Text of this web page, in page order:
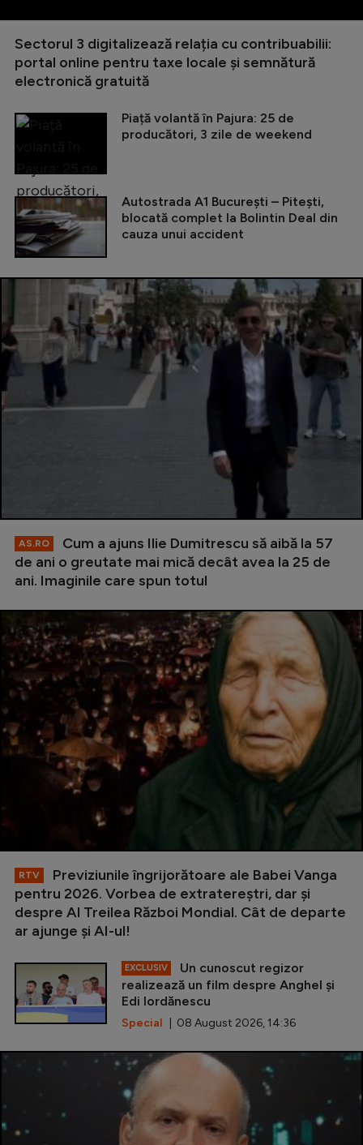
Sectorul 3 digitalizează relația cu contribuabilii:
portal online pentru taxe locale și semnătură
electronică gratuită
Piață volantă în Pajura: 25 de
producători, 3 zile de weekend
Autostrada A1 București – Pitești,
blocată complet la Bolintin Deal din
cauza unui accident
AS.RO
Cum a ajuns Ilie Dumitrescu să aibă la 57
de ani o greutate mai mică decât avea la 25 de
ani. Imaginile care spun totul
RTV
Previziunile îngrijorătoare ale Babei Vanga
pentru 2026. Vorbea de extratereștri, dar și
despre Al Treilea Război Mondial. Cât de departe
ar ajunge și AI-ul!
EXCLUSIV
Un cunoscut regizor
realizează un film despre Anghel și
Edi Iordănescu
Special | 08 August 2026, 14:36